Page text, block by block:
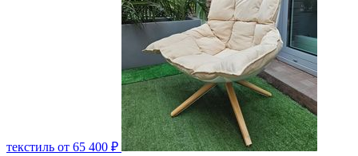
текстиль от 65 400 ₽